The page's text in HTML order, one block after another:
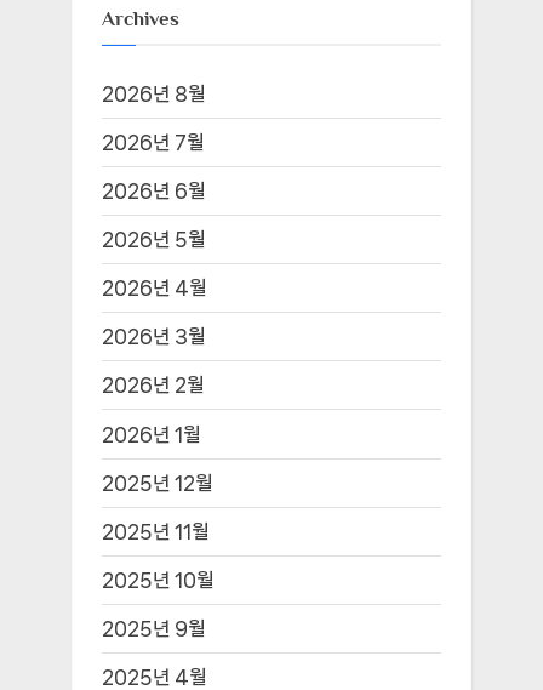
Archives
2026년 8월
2026년 7월
2026년 6월
2026년 5월
2026년 4월
2026년 3월
2026년 2월
2026년 1월
2025년 12월
2025년 11월
2025년 10월
2025년 9월
2025년 4월